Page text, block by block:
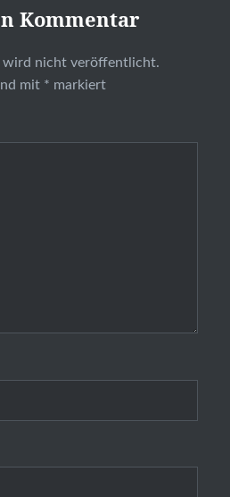
Kommentar
wird nicht veröffentlicht.
mit * markiert